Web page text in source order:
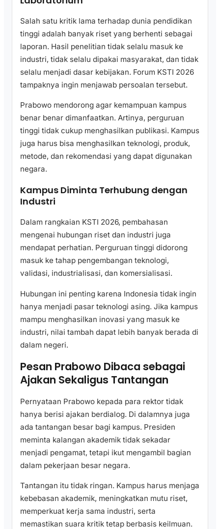
Salah satu kritik lama terhadap dunia pendidikan
tinggi adalah banyak riset yang berhenti sebagai
laporan. Hasil penelitian tidak selalu masuk ke
industri, tidak selalu dipakai masyarakat, dan tidak
selalu menjadi dasar kebijakan. Forum KSTI 2026
tampaknya ingin menjawab persoalan tersebut.
Prabowo mendorong agar kemampuan kampus
benar benar dimanfaatkan. Artinya, perguruan
tinggi tidak cukup menghasilkan publikasi. Kampus
juga harus bisa menghasilkan teknologi, produk,
metode, dan rekomendasi yang dapat digunakan
negara.
Kampus Diminta Terhubung dengan
Industri
Dalam rangkaian KSTI 2026, pembahasan
mengenai hubungan riset dan industri juga
mendapat perhatian. Perguruan tinggi didorong
masuk ke tahap pengembangan teknologi,
validasi, industrialisasi, dan komersialisasi.
Hubungan ini penting karena Indonesia tidak ingin
hanya menjadi pasar teknologi asing. Jika kampus
mampu menghasilkan inovasi yang masuk ke
industri, nilai tambah dapat lebih banyak berada di
dalam negeri.
Pesan Prabowo Dibaca sebagai
Ajakan Sekaligus Tantangan
Pernyataan Prabowo kepada para rektor tidak
hanya berisi ajakan berdialog. Di dalamnya juga
ada tantangan besar bagi kampus. Presiden
meminta kalangan akademik tidak sekadar
menjadi pengamat, tetapi ikut mengambil bagian
dalam pekerjaan besar negara.
Tantangan itu tidak ringan. Kampus harus menjaga
kebebasan akademik, meningkatkan mutu riset,
memperkuat kerja sama industri, serta
memastikan suara kritik tetap berbasis keilmuan.